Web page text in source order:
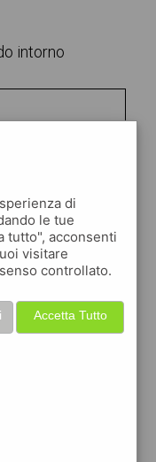
intorno
di
le tue
tutto", acconsenti
visitare
controllato.
Accetta Tutto